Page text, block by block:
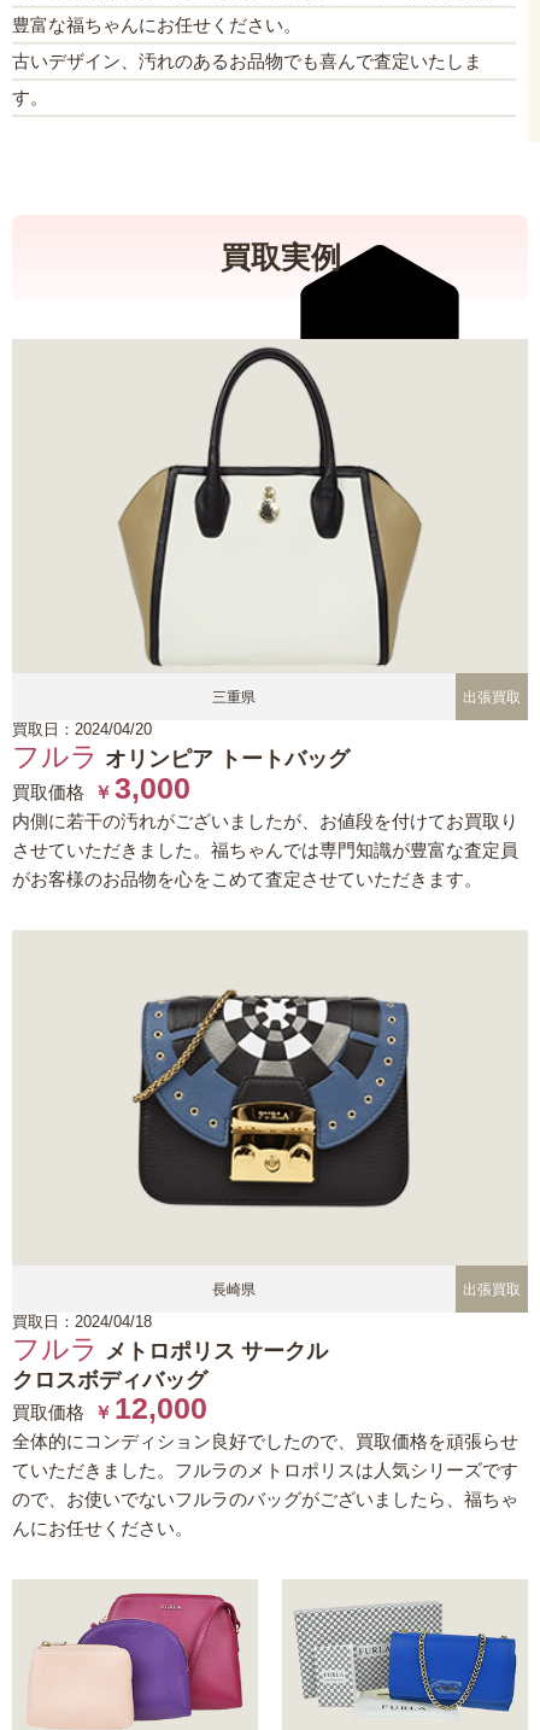
豊富な福ちゃんにお任せください。
古いデザイン、汚れのあるお品物でも喜んで査定いたしま
す。
買取実例
三重県 出張買取
買取日：2024/04/20
フルラ オリンピア トートバッグ
買取価格 ￥ 3,000
内側に若干の汚れがございましたが、お値段を付けてお買取り
させていただきました。福ちゃんでは専門知識が豊富な査定員
がお客様のお品物を心をこめて査定させていただきます。
長崎県 出張買取
買取日：2024/04/18
フルラ メトロポリス サークル
クロスボディバッグ
買取価格 ￥ 12,000
全体的にコンディション良好でしたので、買取価格を頑張らせ
ていただきました。フルラのメトロポリスは人気シリーズです
ので、お使いでないフルラのバッグがございましたら、福ちゃ
んにお任せください。